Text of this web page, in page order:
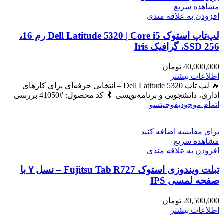
مشاهده سریع
افزودن به علاقه مندی
لپ‌تاپ استوک Dell Latitude 5320 | Core i5 رم 16،
SSD 256، گرافیک Iris
40,000,000 تومان
اطلاعات بیشتر
🔥 لپ تاپ Dell Latitude 5320 – انتخابی حرفه‌ای برای کارهای
اداری، دانشجویی و برنامه‌نویسی 🔖 کد محصول: #41050 بررسی
اتمام موجودیفوجیتسو
برای مقایسه اضافه کنید
مشاهده سریع
افزودن به علاقه مندی
تبلت ویندوزی استوک Fujitsu Tab R727 – نسل ۷ با
صفحه لمسی IPS
20,500,000 تومان
اطلاعات بیشتر